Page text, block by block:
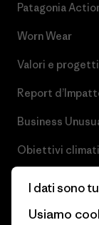
Patagonia
Worn Wear
Valori e progetti
Report
Business
Obiettivi
Come finanziamo
I dati sono
Usiamo